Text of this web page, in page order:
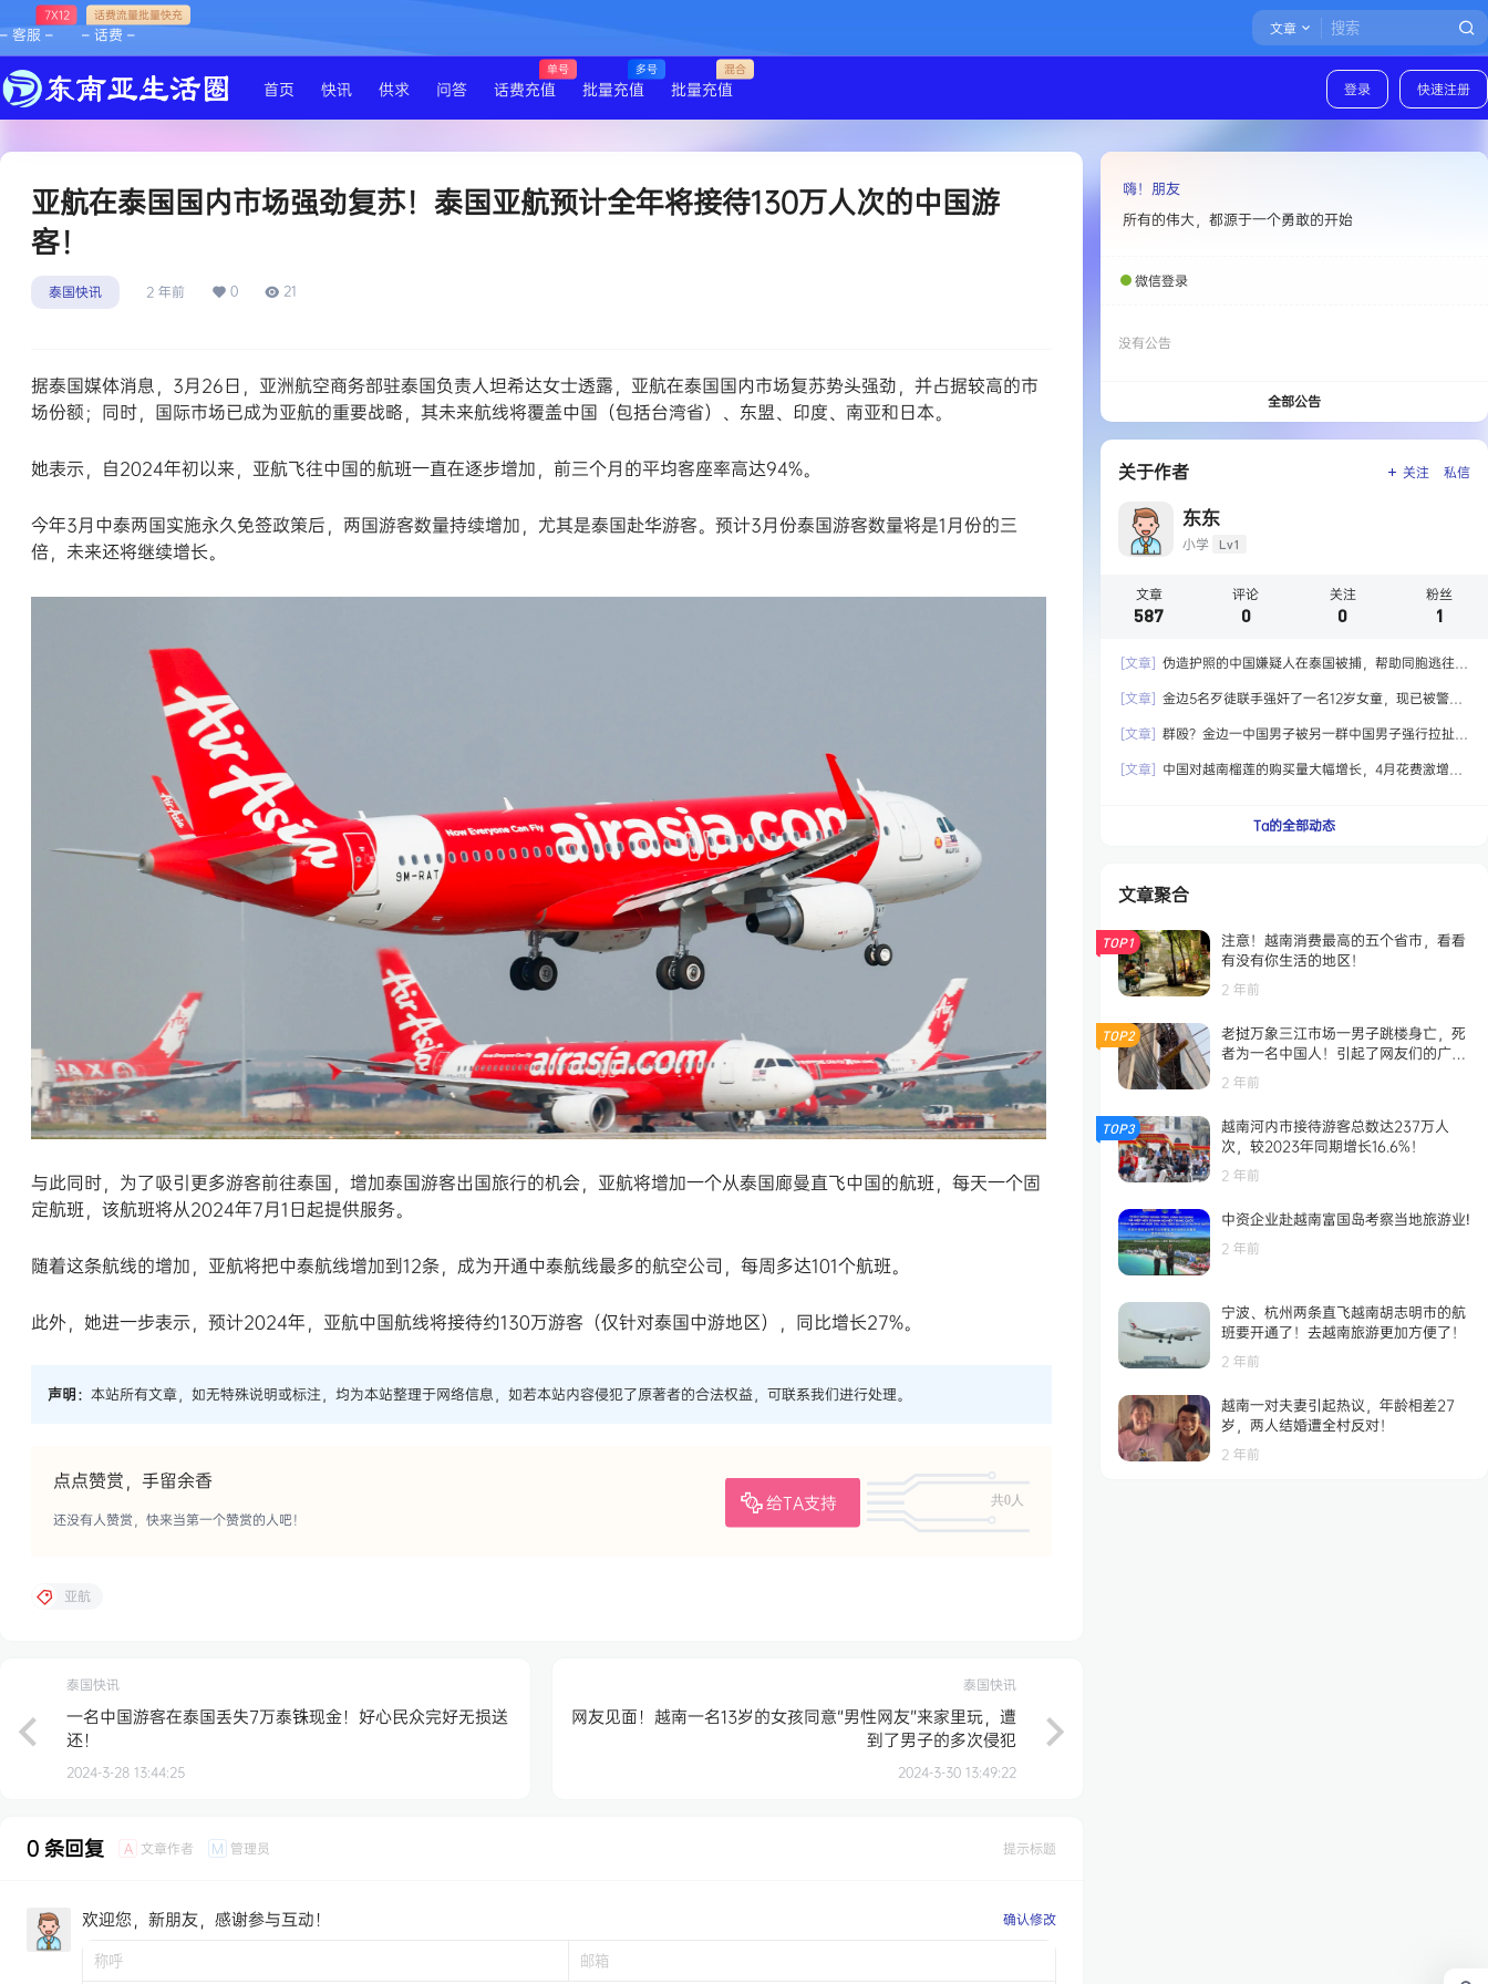
– 客服 –
7X12
– 话费 –
话费流量批量快充
文章
登录 快速注册
首页 快讯 供求 问答 话费充值
单号
批量充值
多号
批量充值
混合
亚航在泰国国内市场强劲复苏！泰国亚航预计全年将接待130万人次的中国游
客！
泰国快讯 2 年前 0 21
据泰国媒体消息，3月26日，亚洲航空商务部驻泰国负责人坦希达女士透露，亚航在泰国国内市场复苏势头强劲，并占据较高的市
场份额；同时，国际市场已成为亚航的重要战略，其未来航线将覆盖中国（包括台湾省）、东盟、印度、南亚和日本。
她表示，自2024年初以来，亚航飞往中国的航班一直在逐步增加，前三个月的平均客座率高达94%。
今年3月中泰两国实施永久免签政策后，两国游客数量持续增加，尤其是泰国赴华游客。预计3月份泰国游客数量将是1月份的三
倍，未来还将继续增长。
与此同时，为了吸引更多游客前往泰国，增加泰国游客出国旅行的机会，亚航将增加一个从泰国廊曼直飞中国的航班，每天一个固
定航班，该航班将从2024年7月1日起提供服务。
随着这条航线的增加，亚航将把中泰航线增加到12条，成为开通中泰航线最多的航空公司，每周多达101个航班。
此外，她进一步表示，预计2024年，亚航中国航线将接待约130万游客（仅针对泰国中游地区），同比增长27%。
声明： 本站所有文章，如无特殊说明或标注，均为本站整理于网络信息，如若本站内容侵犯了原著者的合法权益，可联系我们进行处理。
点点赞赏，手留余香
给TA支持 共0人
还没有人赞赏，快来当第一个赞赏的人吧！
亚航
泰国快讯
一名中国游客在泰国丢失7万泰铢现金！好心民众完好无损送
还！
2024-3-28 13:44:25
泰国快讯
网友见面！越南一名13岁的女孩同意“男性网友”来家里玩，遭
到了男子的多次侵犯
2024-3-30 13:49:22
0 条回复 A 文章作者 M 管理员 提示标题
欢迎您，新朋友，感谢参与互动！ 确认修改
嗨！朋友
所有的伟大，都源于一个勇敢的开始
微信登录
没有公告
全部公告
关于作者 关注 私信
东东
小学 Lv1
文章
587
评论
0
关注
0
粉丝
1
[文章] 伪造护照的中国嫌疑人在泰国被捕，帮助同胞逃往国
[文章] 金边5名歹徒联手强奸了一名12岁女童，现已被警方
[文章] 群殴？金边一中国男子被另一群中国男子强行拉扯，
[文章] 中国对越南榴莲的购买量大幅增长，4月花费激增6.5
Ta的全部动态
文章聚合
TOP1
注意！越南消费最高的五个省市，看看
有没有你生活的地区！
2 年前
TOP2
老挝万象三江市场一男子跳楼身亡，死
者为一名中国人！引起了网友们的广泛
关注！
2 年前
TOP3
越南河内市接待游客总数达237万人
次，较2023年同期增长16.6%！
2 年前
中资企业赴越南富国岛考察当地旅游业!
2 年前
宁波、杭州两条直飞越南胡志明市的航
班要开通了！去越南旅游更加方便了！
2 年前
越南一对夫妻引起热议，年龄相差27
岁，两人结婚遭全村反对！
2 年前